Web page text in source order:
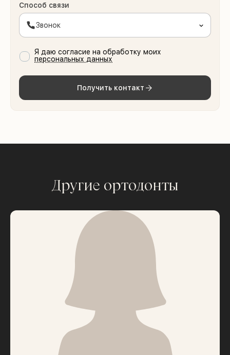
Способ связи
Звонок
Я даю согласие на обработку моих
персональных данных
Получить контакт
Другие ортодонты